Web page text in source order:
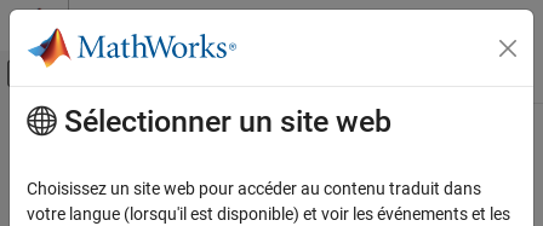
Passer au contenu
Activer/désactiver l'affichage du menu
Accueil de la documentation
Développement FPGA, ASIC et SoC
Contenu principal
Fix Run-Time Stack Overflows
If your C compiler reports a run-time stack overflow, set the value
Sélectionner un site web
Choisissez un site web pour accéder au contenu traduit dans
votre langue (lorsqu'il est disponible) et voir les événements et les